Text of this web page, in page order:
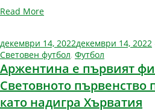
Read More
декември 14, 2022декември 14, 2022
Световен футбол, Футбол
Аржентина е първият
Световното първенство
като надигра Хърватия